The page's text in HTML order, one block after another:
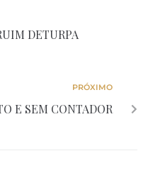
DETURPA
PRÓXIMO
E SEM CONTADOR